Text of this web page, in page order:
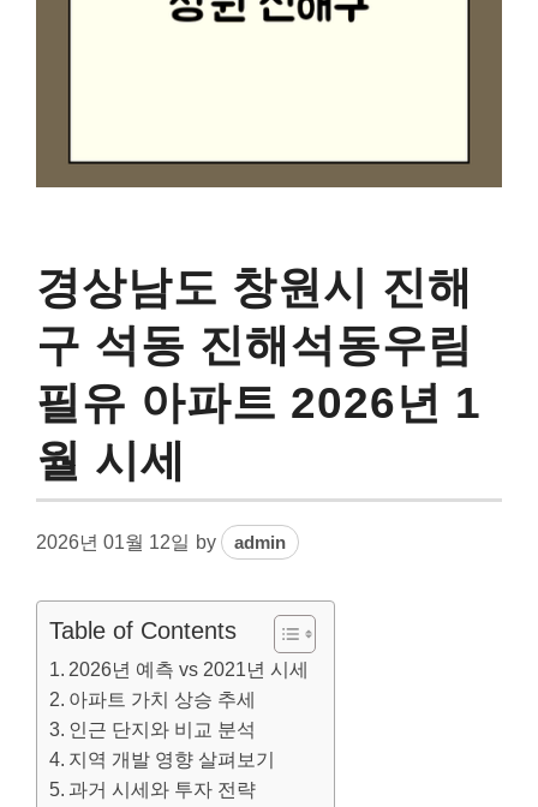
경상남도 창원시 진해
구 석동 진해석동우림
필유 아파트 2026년 1
월 시세
2026년 01월 12일 by admin
Table of Contents
2026년 예측 vs 2021년 시세
아파트 가치 상승 추세
인근 단지와 비교 분석
지역 개발 영향 살펴보기
과거 시세와 투자 전략